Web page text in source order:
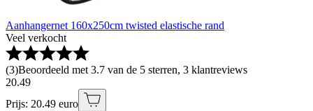
Aanhangernet 160x250cm twisted elastische rand
Veel verkocht
(3)Beoordeeld met 3.7 van de 5 sterren, 3 klantreviews
20.49
Prijs: 20.49 euro